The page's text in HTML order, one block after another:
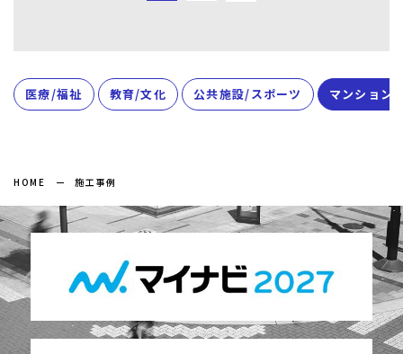
医療/福祉 教育/文化 公共施設/スポーツ マンション/
HOME 施工事例